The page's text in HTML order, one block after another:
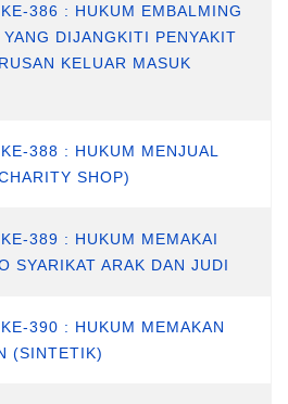
386 : HUKUM EMBALMING
DIJANGKITI PENYAKIT
KELUAR MASUK
388 : HUKUM MENJUAL
SHOP)
389 : HUKUM MEMAKAI
SYARIKAT ARAK DAN JUDI
390 : HUKUM MEMAKAN
(SINTETIK)